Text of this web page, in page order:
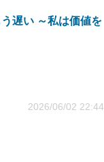
遅い ～私は価値を
2026/06/02 22:44